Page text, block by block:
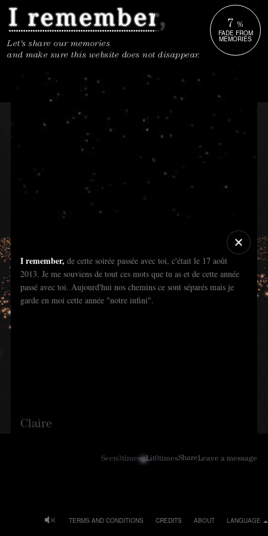
I remember, de cette soirée passée avec toi, c'était le 17 août
2013. Je me souviens de tout ces mots que tu as et de cette année
passé avec toi. Aujourd'hui nos chemins ce sont séparés mais je
garde en moi cette année "notre infini".
Claire
Seen3times Lit0timesShareLeave a message
Let's share our memories
and make sure this website does not disappear.
7 %
FADE FROM
MEMORIES
LANGUAGE
ABOUT
CREDITS
TERMS AND CONDITIONS